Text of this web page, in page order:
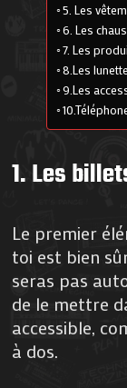
5. Les
6. Les
7. Les
8.Les
9.Les
1. Les
Le premier
toi est bien
seras pas
de le mettre
accessible,
à dos.